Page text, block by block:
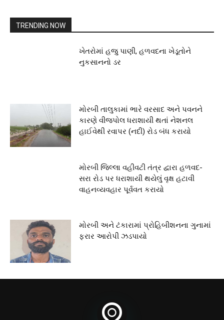
TRENDING NOW
ખેતરોમાં હજુ પાણી, હળવદના ખેડૂતોને
નુકસાનનો ડર
મોરબી તાલુકામાં ભારે વરસાદ અને પવનને
કારણે વીજપોલ ધરાશાયી થતાં નેશનલ
હાઈવેથી રવાપર (નદી) રોડ બંધ કરાયો
મોરબી જિલ્લા વહીવટી તંત્ર દ્વારા હળવદ-
સરા રોડ પર ધરાશાયી થયેલું વૃક્ષ હટાવી
વાહનવ્યવહાર પૂર્વવત કરાયો
મોરબી અને ટંકારામાં પ્રોહિબીશનના ગુનામાં
ફરાર આરોપી ઝડપાયો